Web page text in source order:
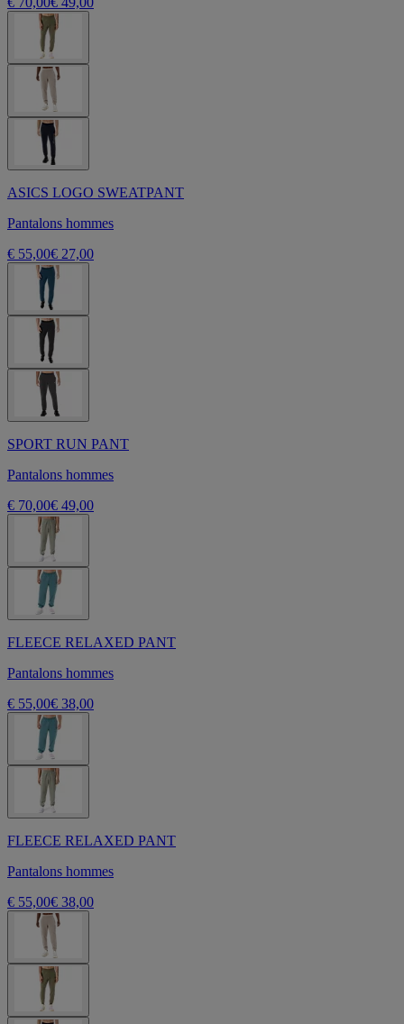
ASICS LOGO SWEATPANT
Pantalons hommes
€ 55,00€ 27,00
SPORT RUN PANT
Pantalons hommes
€ 70,00€ 49,00
FLEECE RELAXED PANT
Pantalons hommes
€ 55,00€ 38,00
FLEECE RELAXED PANT
Pantalons hommes
€ 55,00€ 38,00